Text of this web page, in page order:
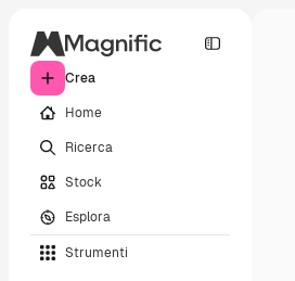
Crea
Home
Ricerca
Stock
Esplora
Strumenti